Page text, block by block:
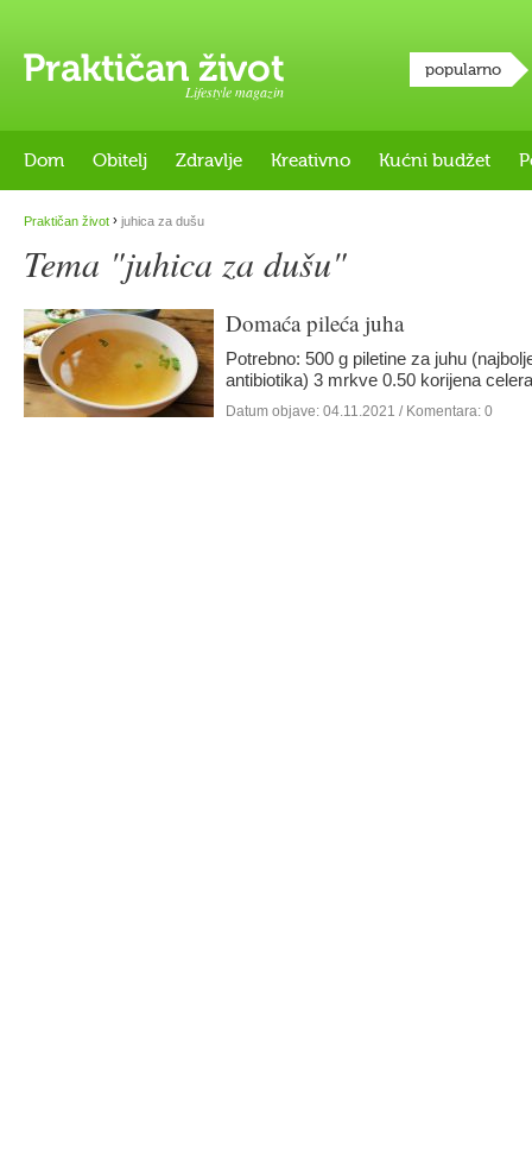
Lifestyle magazin
popularno
Dom Obitelj Zdravlje Kreativno Kućni budžet
Praktičan život › juhica za dušu
Tema "juhica za dušu"
Domaća pileća juha
Potrebno: 500 g piletine za juhu
antibiotika) 3 mrkve 0.50 korijena
Datum objave: 04.11.2021 / Komentara: 0